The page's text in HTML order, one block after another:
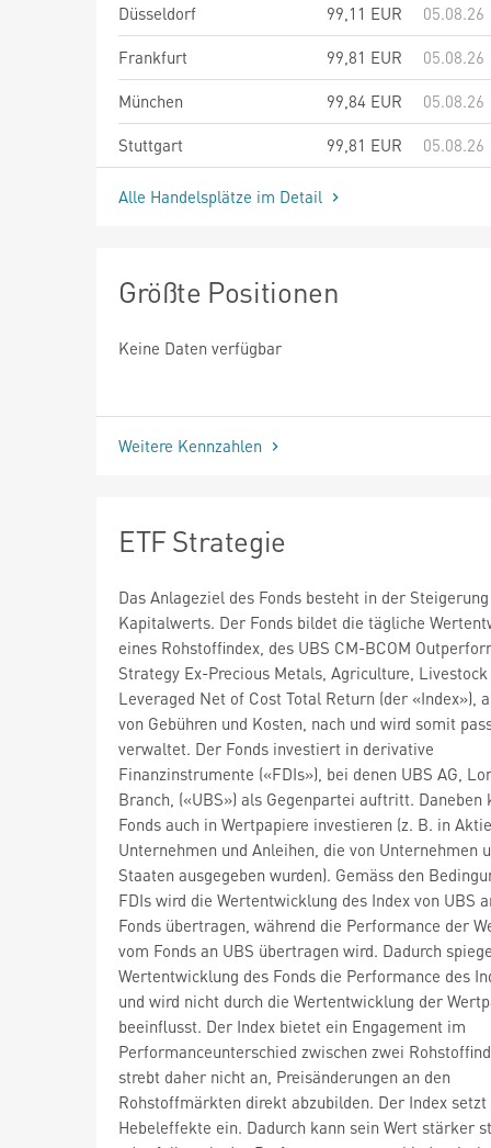
Düsseldorf
99,11 EUR
05.08.26
Frankfurt
99,81 EUR
05.08.26
München
99,84 EUR
05.08.26
Stuttgart
99,81 EUR 05.08.26
Alle Handelsplätze im Detail
Größte Positionen
Keine Daten verfügbar
Weitere Kennzahlen
ETF Strategie
Das Anlageziel des Fonds besteht in der
Kapitalwerts. Der Fonds bildet die tägliche
eines Rohstoffindex, des UBS CM-BCOM
Strategy Ex-Precious Metals, Agriculture, Livestock
Leveraged Net of Cost Total Return (der «Index»),
von Gebühren und Kosten, nach und wird somit
verwaltet. Der Fonds investiert in derivative
Finanzinstrumente («FDIs»), bei denen UBS AG,
Branch, («UBS») als Gegenpartei auftritt. Daneben
Fonds auch in Wertpapiere investieren (z. B. in
Unternehmen und Anleihen, die von Unternehmen
Staaten ausgegeben wurden). Gemäss den
FDIs wird die Wertentwicklung des Index von UBS
Fonds übertragen, während die Performance der
vom Fonds an UBS übertragen wird. Dadurch
Wertentwicklung des Fonds die Performance des
und wird nicht durch die Wertentwicklung der
beeinflusst. Der Index bietet ein Engagement im
Performanceunterschied zwischen zwei
strebt daher nicht an, Preisänderungen an den
Rohstoffmärkten direkt abzubilden. Der Index setzt
Hebeleffekte ein. Dadurch kann sein Wert stärker